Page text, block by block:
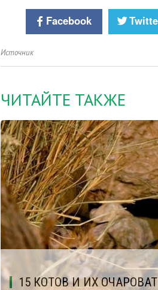
Facebook
Источник
ЧИТАЙТЕ ТАКЖЕ
15 КОТОВ И ИХ